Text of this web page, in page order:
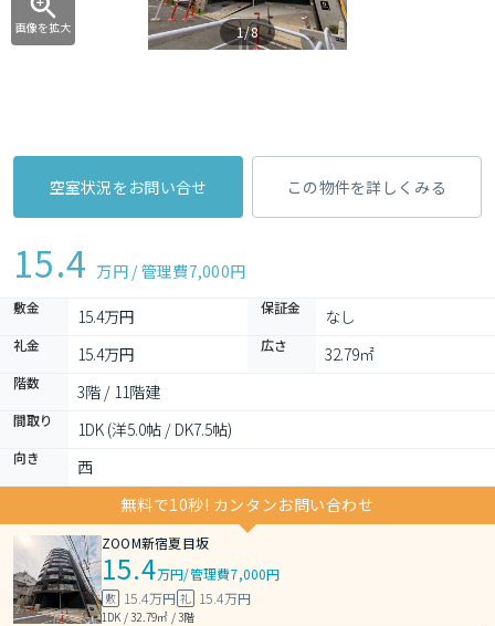
画像を拡大 1/8
空室状況をお問い合せ この物件を詳しくみる
15.4 万円 / 管理費7,000円
敷金 15.4万円 保証金 なし
礼金 15.4万円 広さ 32.79㎡
階数 3階 / 11階建
間取り 1DK (洋5.0帖 / DK7.5帖)
向き
西
無料で10秒! カンタンお問い合わせ
ZOOM新宿夏目坂
15.4万円/管理費7,000円
敷 15.4万円 礼 15.4万円
1DK / 32.79㎡ / 3階